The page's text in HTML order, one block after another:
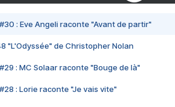
#30 : Eve Angeli raconte "Avant de partir"
"L'Odyssée" de Christopher Nolan
#29 : MC Solaar raconte "Bouge de là"
#28 : Lorie raconte "Je vais vite"